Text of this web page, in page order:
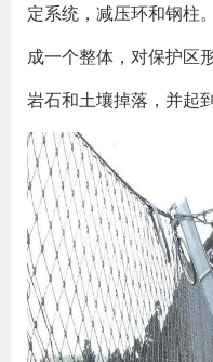
定系统，减压环和钢柱
成一个整体，对保护区
岩石和土壤掉落，并起